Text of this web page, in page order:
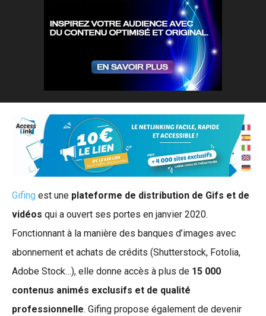
Gifing est une plateforme de distribution de Gifs et de
vidéos qui a ouvert ses portes en janvier 2020.
Fonctionnant à la manière des banques d’images avec
abonnement et achats de crédits (Shutterstock, Fotolia,
Adobe Stock…), elle donne accès à plus de 15 000
contenus animés exclusifs et de qualité
professionnelle. Gifing propose également de devenir